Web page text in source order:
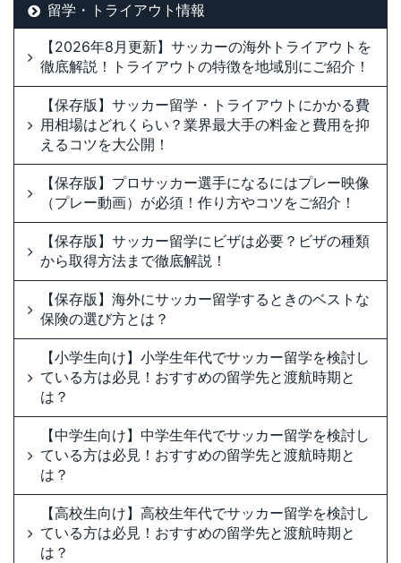
留学・トライアウト情報
【2026年8月更新】サッカーの海外トライアウトを
徹底解説！トライアウトの特徴を地域別にご紹介！
【保存版】サッカー留学・トライアウトにかかる費
用相場はどれくらい？業界最大手の料金と費用を抑
えるコツを大公開！
【保存版】プロサッカー選手になるにはプレー映像
（プレー動画）が必須！作り方やコツをご紹介！
【保存版】サッカー留学にビザは必要？ビザの種類
から取得方法まで徹底解説！
【保存版】海外にサッカー留学するときのベストな
保険の選び方とは？
【小学生向け】小学生年代でサッカー留学を検討し
ている方は必見！おすすめの留学先と渡航時期と
は？
【中学生向け】中学生年代でサッカー留学を検討し
ている方は必見！おすすめの留学先と渡航時期と
は？
【高校生向け】高校生年代でサッカー留学を検討し
ている方は必見！おすすめの留学先と渡航時期と
は？